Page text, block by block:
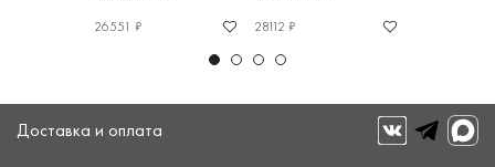
26551 ₽ 28112 ₽
Доставка и оплата